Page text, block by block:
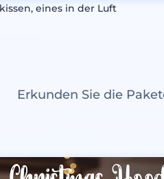
eines in der Luft
Erkunden Sie die